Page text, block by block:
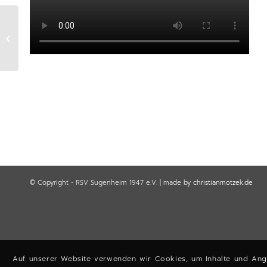
© Copyright - RSV Sugenheim 1947 e.V. | made by christianmotzek.de
RSV Blog – Innovative Abteilungen
Auf unserer Website verwenden wir Cookies, um Inhalte und